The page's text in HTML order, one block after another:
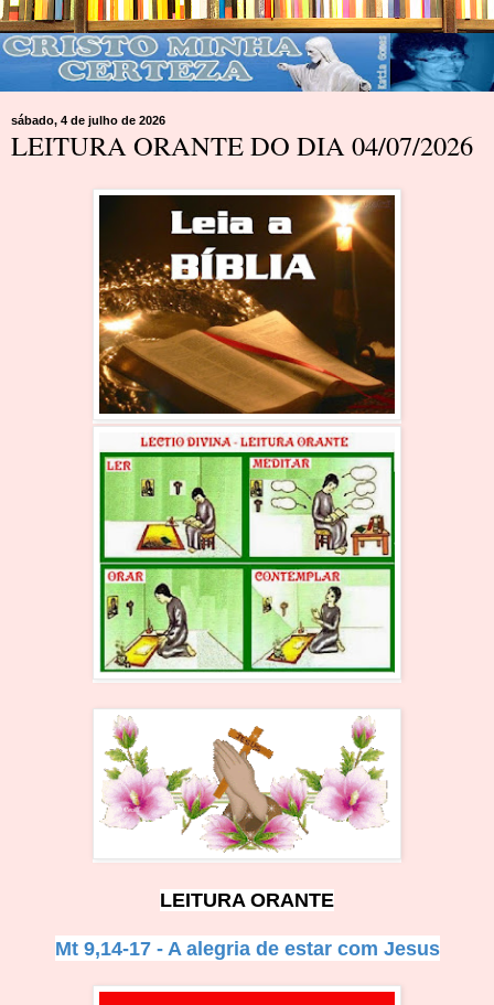
sábado, 4 de julho de 2026
LEITURA ORANTE DO DIA 04/07/2026
LEITURA ORANTE
Mt 9,14-17 - A alegria de estar com Jesus